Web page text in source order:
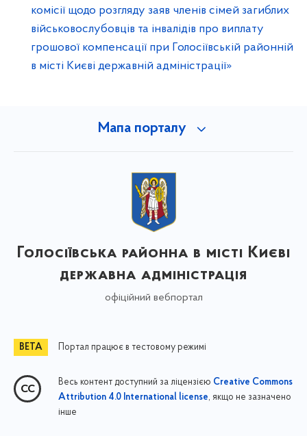
комісії щодо розгляду заяв членів сімей загиблих
військовослубовців та інвалідів про виплату
грошової компенсації при Голосіївській районній
в місті Києві державній адміністрації»
Мапа порталу
Голосіївська районна в місті Києві
державна адміністрація
офіційний вебпортал
Портал працює в тестовому режимі
Весь контент доступний за ліцензією Creative Commons
Attribution 4.0 International license, якщо не зазначено
інше